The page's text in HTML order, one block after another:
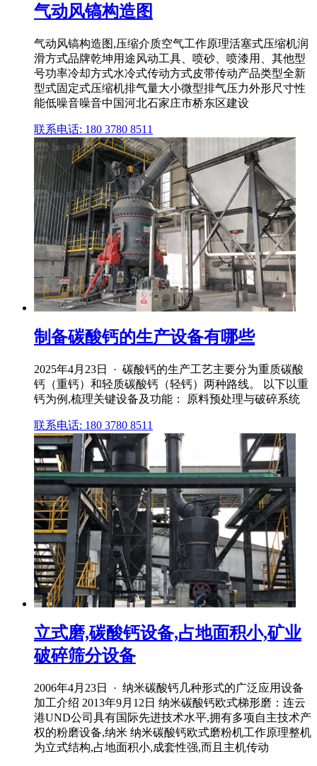
气动风镐构造图
气动风镐构造图,压缩介质空气工作原理活塞式压缩机润
滑方式品牌乾坤用途风动工具、喷砂、喷漆用、其他型
号功率冷却方式水冷式传动方式皮带传动产品类型全新
型式固定式压缩机排气量大小微型排气压力外形尺寸性
能低噪音噪音中国河北石家庄市桥东区建设
联系电话: 180 3780 8511
制备碳酸钙的生产设备有哪些
2025年4月23日 · 碳酸钙的生产工艺主要分为重质碳酸
钙（重钙）和轻质碳酸钙（轻钙）两种路线。 以下以重
钙为例,梳理关键设备及功能： 原料预处理与破碎系统
联系电话: 180 3780 8511
立式磨,碳酸钙设备,占地面积小,矿业
破碎筛分设备
2006年4月23日 · 纳米碳酸钙几种形式的广泛应用设备
加工介绍 2013年9月12日 纳米碳酸钙欧式梯形磨：连云
港UND公司具有国际先进技术水平,拥有多项自主技术产
权的粉磨设备,纳米 纳米碳酸钙欧式磨粉机工作原理整机
为立式结构,占地面积小,成套性强,而且主机传动